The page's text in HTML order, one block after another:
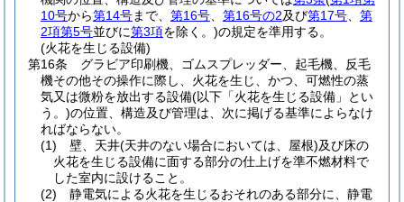
10号から第14号まで、 第16号 第16号の2及び第17号
第
2項第5号並びに第3項を除く。)の規定を準用する。
(火花を生じる設備)
第16条
グラビア印刷機、ゴムスプレッダー、起毛機、反毛
機その他その操作に際し、火花を生じ、かつ、可燃性の蒸
気又は微粉を放出する設備(以下「火花を生じる設備」とい
う。)の位置、構造及び管理は、次に掲げる基準によらなけ
ればならない。
(1)
壁、天井(天井のない場合においては、屋根)及び床の
火花を生じる設備に面する部分の仕上げを準不燃材料で
した室内に設けること。
(2)
静電気による火花を生じるおそれのある部分に、静電